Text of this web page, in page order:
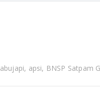
abujapi, apsi, BNSP Satpam